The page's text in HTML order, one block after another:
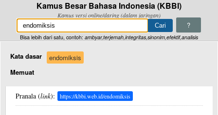
Kamus Besar Bahasa Indonesia (KBBI)
Kamus versi online/daring (dalam jaringan)
?
Bisa lebih dari satu, contoh: ambyar,terjemah,integritas,sinonim,efektif,analisis
Kata dasar
endomiksis
Memuat
Pranala (link): https://kbbi.web.id/endomiksis